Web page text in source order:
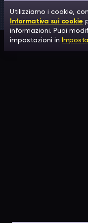
Utilizziamo i cookie,
Informativa sui cookie
informazioni. Puoi
impostazioni in